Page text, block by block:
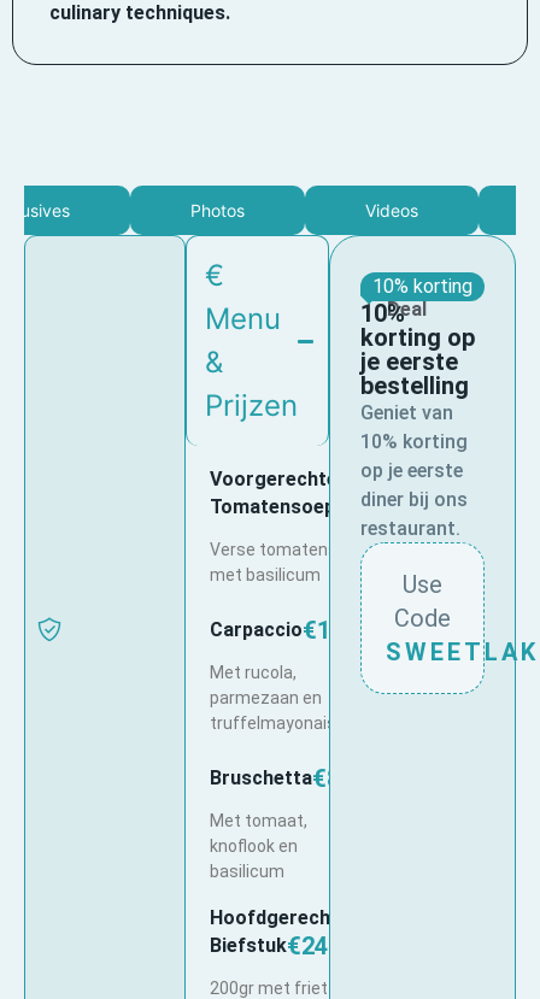
culinary techniques.
Photos Videos
€
Menu
&
Prijzen
Voorgerechten
Tomatensoep
€6.50
Verse tomatensoep
met basilicum
Carpaccio€12.50
Met rucola,
parmezaan en
truffelmayonaise
Bruschetta€8.00
Met tomaat,
knoflook en
basilicum
Hoofdgerechten
Biefstuk€24.50
200gr met friet en
Member
Deal
10% korting
10%
korting op
je eerste
bestelling
Geniet van
10% korting
op je eerste
diner bij ons
restaurant.
Use
Code